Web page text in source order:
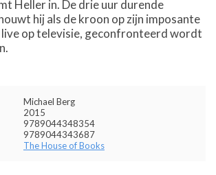
Heller in. De drie uur durende
hij als de kroon op zijn imposante
op televisie, geconfronteerd wordt
Michael Berg
2015
9789044348354
9789044343687
The House of Books